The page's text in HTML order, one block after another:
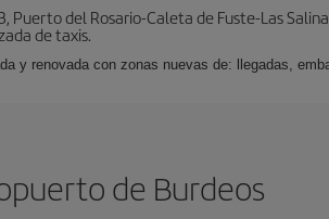
del Rosario-Caleta de Fuste-Las
de taxis.
y renovada con zonas nuevas de: llegadas,
de Burdeos